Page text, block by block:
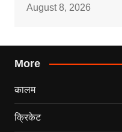
August 8, 2026
More
कालम
क्रिकेट